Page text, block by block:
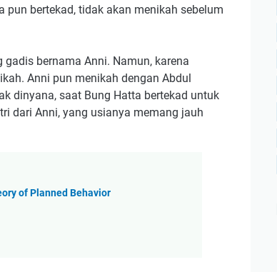
bertekad, tidak akan menikah sebelum
bernama Anni. Namun, karena
Anni pun menikah dengan Abdul
dinyana, saat Bung Hatta bertekad untuk
dari Anni, yang usianya memang jauh
of Planned Behavior